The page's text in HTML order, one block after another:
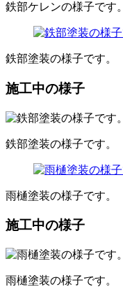
鉄部ケレンの様子です。
鉄部塗装の様子です。
施工中の様子
鉄部塗装の様子です。
雨樋塗装の様子です。
施工中の様子
雨樋塗装の様子です。